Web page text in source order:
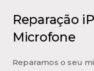
Reparação
Microfone
Reparamos o seu